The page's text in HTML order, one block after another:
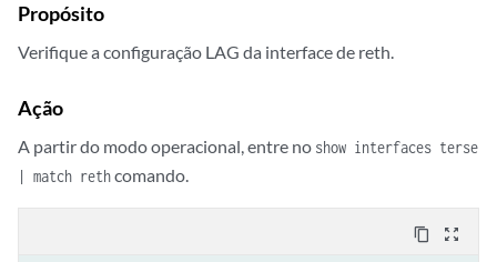
    gigether-options {
        redundant-parent reth1;
Propósito
Verifique a configuração LAG da interface de reth.
Ação
A partir do modo operacional, entre no show interfaces terse
| match rethcomando.
content_copy zoom_out_map